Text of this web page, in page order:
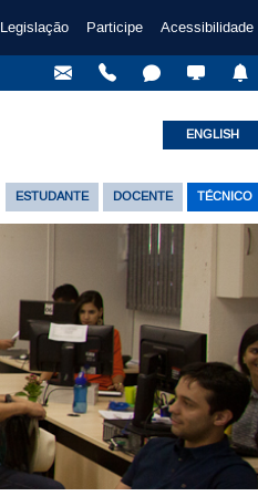
Legislação Participe Acessibilidade
ENGLISH
ESTUDANTE DOCENTE TÉCNICO